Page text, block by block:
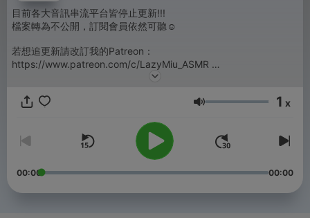
目前各大音訊串流平台皆停止更新!!!
檔案轉為不公開，訂閱會員依然可聽☺️
若想追更新請改訂我的Patreon：
https://www.patreon.com/c/LazyMiu_ASMR
或者來聽我的直播Twitch：https://www.twitch.tv/lazymiu_asmr
Powered by
Volumen 1 x
00:00 00:00